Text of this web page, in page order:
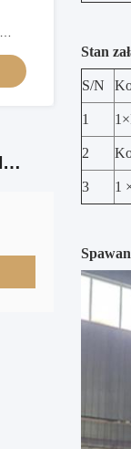
SKONTAKTUJ SIĘ Z NAMI
Stan
S/N
1
2
3 1